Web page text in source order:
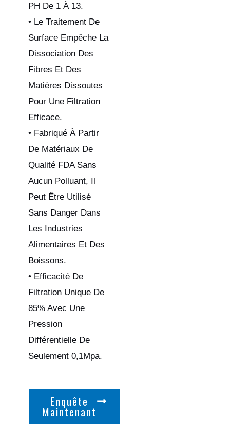
PH De 1 À 13.
• Le Traitement De
Surface Empêche La
Dissociation Des
Fibres Et Des
Matières Dissoutes
Pour Une Filtration
Efficace.
• Fabriqué À Partir
De Matériaux De
Qualité FDA Sans
Aucun Polluant, Il
Peut Être Utilisé
Sans Danger Dans
Les Industries
Alimentaires Et Des
Boissons.
• Efficacité De
Filtration Unique De
85% Avec Une
Pression
Différentielle De
Seulement 0,1Mpa.
Enquête
Maintenant